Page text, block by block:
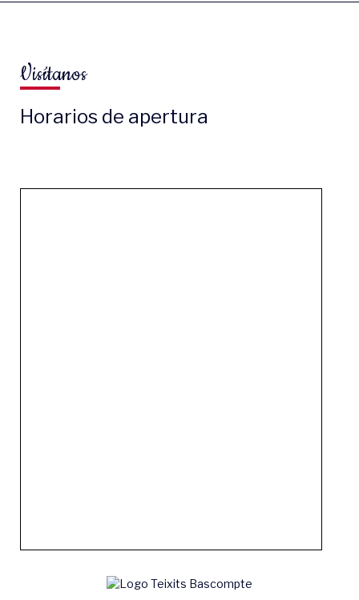
Visítanos
Horarios de apertura